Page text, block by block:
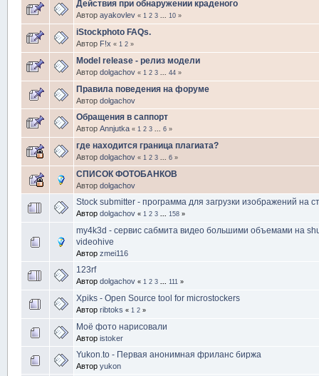
Действия при обнаружении краденого
Автор ayakovlev « 1 2 3 10»
iStockphoto FAQs.
Автор F!x « 1 2»
Model release - релиз модели
Автор dolgachov « 1 2 3 44»
Правила поведения на форуме
Автор dolgachov
Обращения в саппорт
Автор Annjutka « 1 2 3 6»
где находится граница плагиата?
Автор dolgachov « 1 2 3 6»
CПИСОК ФОТОБАНКОВ
Автор dolgachov
Stock submitter - программа для загрузки изображений на
Автор dolgachov « 1 2 3 158»
my4k3d - сервис сабмита видео большими объемами на
videohive
Автор zmei116
123rf
Автор dolgachov « 1 2 3 111 »
Xpiks - Open Source tool for microstockers
Автор ribtoks « 1 2»
Моё фото нарисовали
Автор istoker
Yukon.to - Первая анонимная фриланс биржа
Автор yukon